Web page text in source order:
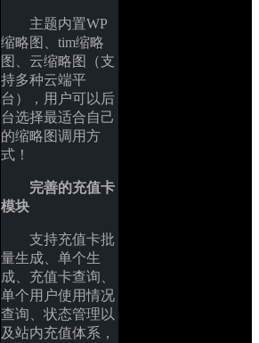
主题内置WP
缩略图、tim缩略
图、云缩略图（支
持多种云端平
台），用户可以后
台选择最适合自己
的缩略图调用方
式！
完善的充值卡
模块
支持充值卡批
量生成、单个生
成、充值卡查询、
单个用户使用情况
查询、状态管理以
及站内充值体系，